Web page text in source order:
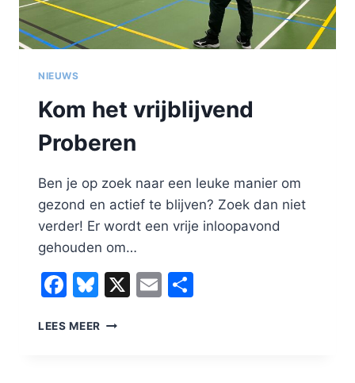
NIEUWS
Kom het vrijblijvend
Proberen
Ben je op zoek naar een leuke manier om
gezond en actief te blijven? Zoek dan niet
verder! Er wordt een vrije inloopavond
gehouden om…
Facebook
Bluesky
X Email
LEES MEER KOM